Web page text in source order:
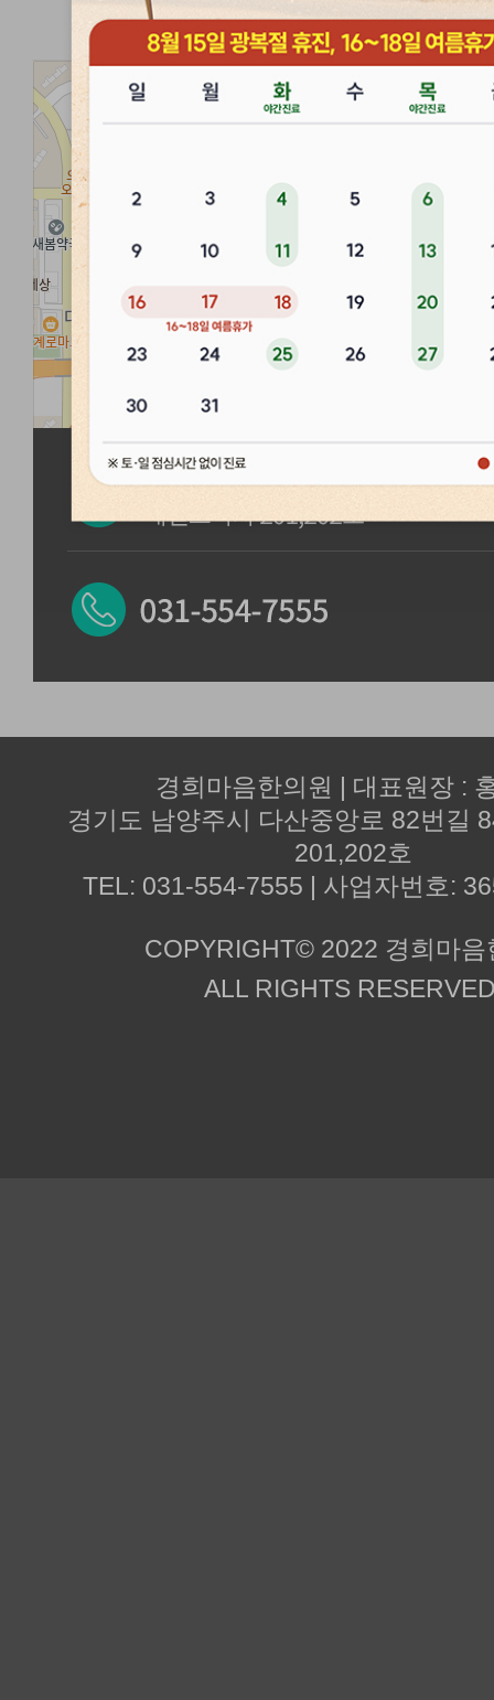
경희마음한의원 | 대표원장 :
경기도 남양주시 다산중앙로 82번길
201,202호
TEL: 031-554-7555 | 사업자번호:
COPYRIGHT© 2022 경희마음
ALL RIGHTS